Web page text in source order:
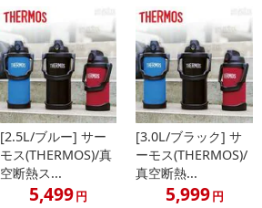
[2.5L/ブルー] サー
モス(THERMOS)/真
空断熱ス...
5,499円
[3.0L/ブラック] サ
ーモス(THERMOS)/
真空断熱...
5,999円